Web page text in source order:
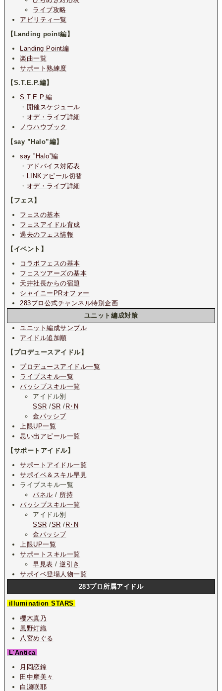
ライブ攻略
アビリティ一覧
【Landing point編】
Landing Point編
楽曲一覧
サポート熟練度
【S.T.E.P.編】
S.T.E.P.編
・ 開催スケジュール
・ オデ・ライブ詳細
ノウハウブック
【say ”Halo”編】
say ”Halo”編
・ アドバイス対応表
・ LINKアピール切替
・ オデ・ライブ詳細
【フェス】
フェスの基本
フェスアイドル育成
過去のフェス情報
【イベント】
コラボフェスの基本
フェスツアーズの基本
天井社長からの宿題
シャイニーPRオファー
283プロ公式チャンネル特別企画
ユニット編成対策
ユニット編成サンプル
アイドル追加順
【プロデュースアイドル】
プロデュースアイドル一覧
ライブスキル一覧
パッシブスキル一覧
アイドル別
SSR /SR / R･N
金パッシブ
上限UP一覧
思い出アピール一覧
【サポートアイドル】
サポートアイドル一覧
サポイベ＆スキル早見
ライブスキル一覧
パネル / 所持
パッシブスキル一覧
アイドル別
SSR /SR / R･N
金パッシブ
上限UP一覧
サポートスキル一覧
早見表 /逆引き
サポイベ登場人物一覧
283プロ所属アイドル
illumination STARS
櫻木真乃
風野灯織
八宮めぐる
L'Antica
月岡恋鐘
田中摩美々
白瀬咲耶